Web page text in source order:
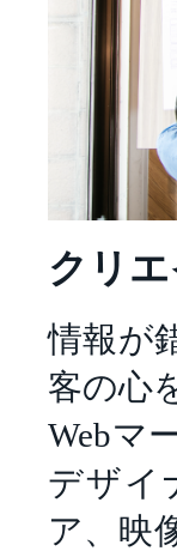
クリ
情報が
客の心
Webマ
デザイ
ア、映